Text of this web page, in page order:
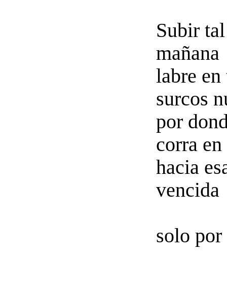
Subir
mañana
labre en
surcos
por
corra
hacia
vencida
solo por